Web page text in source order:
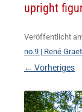
upright
Veröffentlicht
no.9 | René
← Vorheriges